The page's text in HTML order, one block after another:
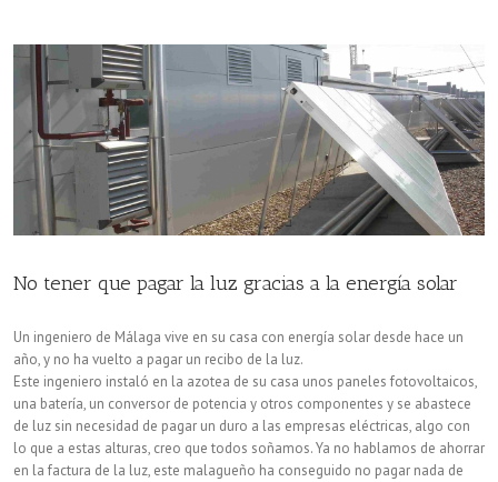
No tener que pagar la luz gracias a la energía solar
Un ingeniero de Málaga vive en su casa con energía solar desde hace un
año, y no ha vuelto a pagar un recibo de la luz.
Este ingeniero instaló en la azotea de su casa unos paneles fotovoltaicos,
una batería, un conversor de potencia y otros componentes y se abastece
de luz sin necesidad de pagar un duro a las empresas eléctricas, algo con
lo que a estas alturas, creo que todos soñamos. Ya no hablamos de ahorrar
en la factura de la luz, este malagueño ha conseguido no pagar nada de